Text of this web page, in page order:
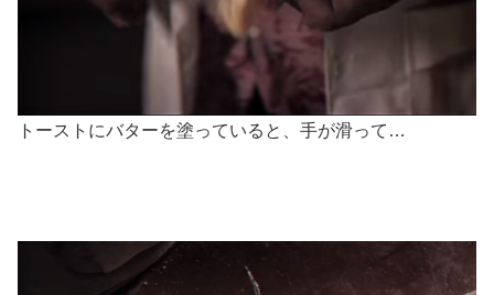
トーストにバターを塗っていると、手が滑って…